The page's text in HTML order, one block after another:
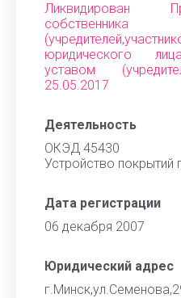
Ликвидирован
юридического
уставом
25.05.2017
Деятельность
ОКЭД 45430
Устройство покрытий
Дата регистрации
06 декабря 2007
Юридический адрес